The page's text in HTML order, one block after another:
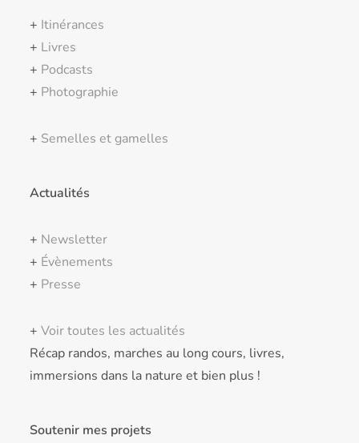
+ Itinérances
+ Livres
+ Podcasts
+ Photographie
+ Semelles et gamelles
Actualités
+ Newsletter
+ Évènements
+ Presse
+Voir toutes les actualités
Récap randos, marches au long cours, livres,
immersions dans la nature et bien plus !
Soutenir mes projets